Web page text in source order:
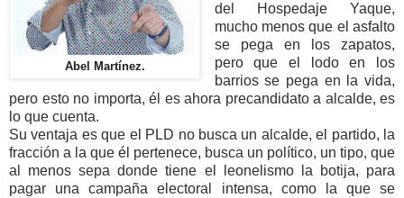
Abel Martínez.
del Hospedaje Yaque,
mucho menos que el asfalto
se pega en los zapatos,
pero que el lodo en los
barrios se pega en la vida,
pero esto no importa, él es ahora precandidato a alcalde, es
lo que cuenta.
Su ventaja es que el PLD no busca un alcalde, el partido, la
fracción a la que él pertenece, busca un político, un tipo, que
al menos sepa donde tiene el leonelismo la botija, para
pagar una campaña electoral intensa, como la que se